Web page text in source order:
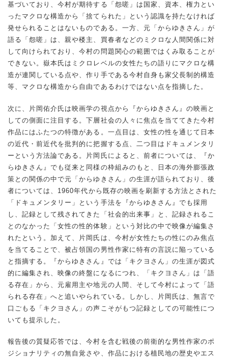
基づいており、今村が期待する「怨嗟」は国家、資本、権力とい
ったマクロな構造から「捨てられた」という認識を持たなければ
発せられることはないものである。一方、元「からゆきさん」が
語る「怨嗟」は、親や楼主、買春者などのミクロな人間関係に対
して向けられており、今村の問題関心の範囲ではくみ取ることが
できない。嶽本氏はミクロレベルの女性たちの語りにマクロな構
造が連関している点や、作り手である今村自身も家父長制的構造
等、マクロな構造から自由であるわけではない点を指摘した。
次に、片岡佑介氏は映画学の視点から『からゆきさん』の映画と
しての側面に注目する。下層社会の人々に焦点を当ててきた今村
作品にはふたつの特徴がある。一点目は、女性の性を通じて日本
の近代・前近代を批判的に把握する点、二つ目はドキュメンタリ
ーという方法論である。片岡氏によると、前者については、『か
らゆきさん』でも従来と同様の枠組みのもと、日本の海外膨張政
策との関係の中で元「からゆきさん」の生涯が語られており、後
者については、1960年代から既存の映画を刷新する方法とされた
「ドキュメンタリー」という手法を『からゆきさん』でも採用
し、記録として残されてきた「社会的出来事」と、記録されるこ
とのなかった「女性の性的体験」という対比の中で映像が編集さ
れたという。加えて、片岡氏は、今村が女性たちの性にのみ焦点
を当てることで、被占領国の男性作家に特有の言説に陥っている
と指摘する。『からゆきさん』では「キクヨさん」の生涯が図式
的に編集され、映像の終盤になるにつれ、「キクヨさん」は「語
る存在」から、元雇用主や地元の人間、そして今村によって「語
られる存在」へと追いやられている。しかし、片岡氏は、無言で
口ごもる「キクヨさん」の声こそがもつ記録としての可能性につ
いても提示した。
報告後の質疑応答では、今村を含む戦後の前衛的な男性作家のポ
ジショナリティの無自覚さや、作品における植民地の歴史やエス